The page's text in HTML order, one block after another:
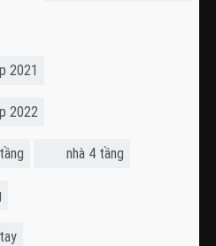
2021
2022
nhà 4 tầng